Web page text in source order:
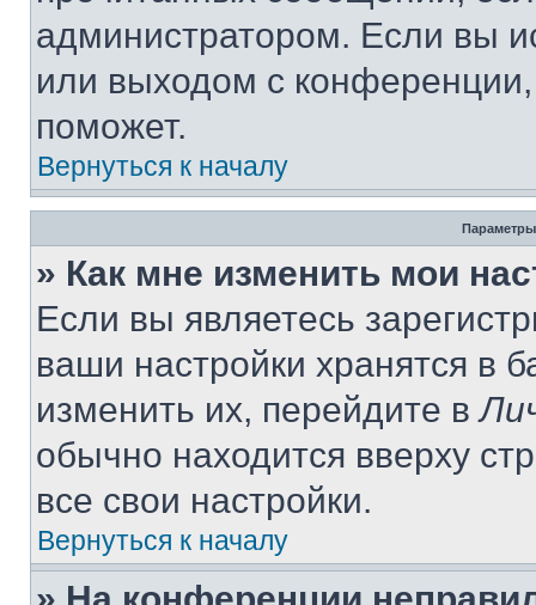
администратором. Если вы
или выходом с
поможет.
Вернуться к началу
Параметры
» Как мне изменить мои
Если вы являетесь
ваши настройки хранятся в
изменить их, перейдите в
обычно находится вверху
все свои настройки.
Вернуться к началу